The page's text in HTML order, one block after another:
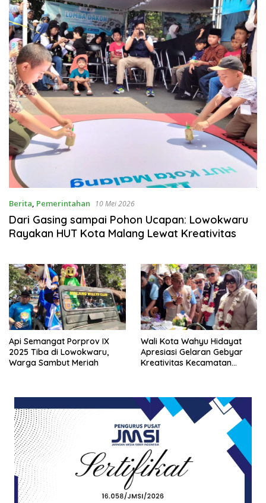
Berita, Pemerintahan 10 Mei 2026
Dari Gasing sampai Pohon Ucapan: Lowokwaru
Rayakan HUT Kota Malang Lewat Kreativitas
Api Semangat Porprov IX
2025 Tiba di Lowokwaru,
Warga Sambut Meriah
Wali Kota Wahyu Hidayat
Apresiasi Gelaran Gebyar
Kreativitas Kecamatan